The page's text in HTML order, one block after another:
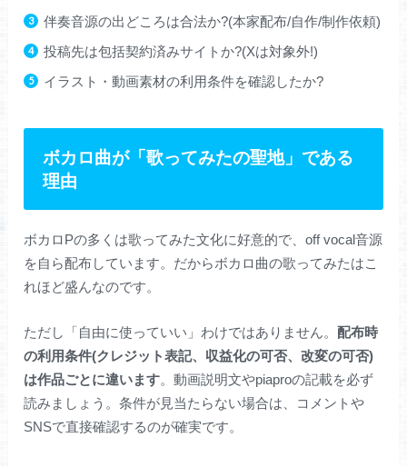
伴奏音源の出どころは合法か?(本家配布/自作/制作依頼)
投稿先は包括契約済みサイトか?(Xは対象外!)
イラスト・動画素材の利用条件を確認したか?
ボカロ曲が「歌ってみたの聖地」である
理由
ボカロPの多くは歌ってみた文化に好意的で、off vocal音源
を自ら配布しています。だからボカロ曲の歌ってみたはこ
れほど盛んなのです。
ただし「自由に使っていい」わけではありません。配布時
の利用条件(クレジット表記、収益化の可否、改変の可否)
は作品ごとに違います。動画説明文やpiaproの記載を必ず
読みましょう。条件が見当たらない場合は、コメントや
SNSで直接確認するのが確実です。